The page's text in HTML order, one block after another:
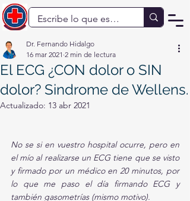
El ECG ¿CON dolor o SIN
dolor? Sindrome de Wellens.
Dr. Fernando Hidalgo
16 mar 2021 2 min de lectura
Actualizado: 13 abr 2021
No se si en vuestro hospital ocurre, pero en
el mío al realizarse un ECG tiene que se visto
y firmado por un médico en 20 minutos, por
lo que me paso el día firmando ECG y
también gasometrías (mismo motivo).